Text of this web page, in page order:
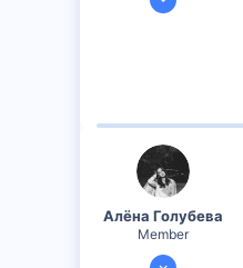
Алëна Голубева
Member
20 Дек 2023